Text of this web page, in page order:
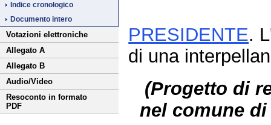
Indice cronologico
Documento intero
Votazioni elettroniche
Allegato A
Allegato B
Audio/Video
Resoconto in formato
PDF
PRESIDENTE.
di una
(Progetto di
nel comune